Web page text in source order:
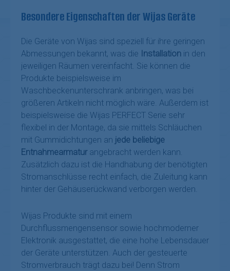
Besondere Eigenschaften der Wijas Geräte
Die Geräte von Wijas sind speziell für ihre geringen
Abmessungen bekannt, was die Installation in den
jeweiligen Räumen vereinfacht. Sie können die
Produkte beispielsweise im
Waschbeckenunterschrank anbringen, was bei
größeren Artikeln nicht möglich wäre. Außerdem ist
beispielsweise die Wijas PERFECT Serie sehr
flexibel in der Montage, da sie mittels Schläuchen
mit Gummidichtungen an jede beliebige
Entnahmearmaturangebracht werden kann.
Zusätzlich dazu ist die Handhabung der benötigten
Stromanschlüsse recht einfach, die Zuleitung kann
hinter der Gehäuserückwand verborgen werden.
Wijas Produkte sind mit einem
Durchflussmengensensor sowie hochmoderner
Elektronik ausgestattet, die eine hohe Lebensdauer
der Geräte unterstützen. Auch der gesteuerte
Stromverbrauch trägt dazu bei! Denn Strom